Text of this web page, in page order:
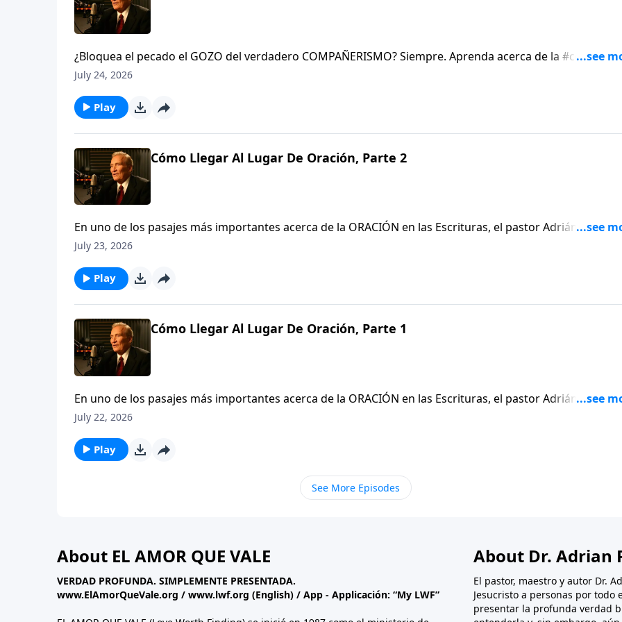
¿Bloquea el pecado el GOZO del verdadero COMPAÑERISMO? Siempre. Aprenda acerca de la #convicción,
la #limpieza y la #conquista del pecado que RESTAURA el GOZO.1 Jn. 1:5-2:6
July 24, 2026
Play
Cómo Llegar Al Lugar De Oración, Parte 2
En uno de los pasajes más importantes acerca de la ORACIÓN en las Escrituras, el pastor Adrián Rogers
demuestra que no es sólo lo que oramos, sino también que el CARÁCTER de quien ORA es crucial para
July 23, 2026
Play
Cómo Llegar Al Lugar De Oración, Parte 1
En uno de los pasajes más importantes acerca de la ORACIÓN en las Escrituras, el pastor Adrián Rogers
demuestra que no es sólo lo que oramos, sino también que el CARÁCTER de quien ORA es crucial para
July 22, 2026
Play
See More Episodes
About EL AMOR QUE VALE
VERDAD PROFUNDA. SIMPLEMENTE PRESENTADA.
www.ElAmorQueVale.org / www.lwf.org (English) / App - Applicación: “My LWF”
About Dr. Adrian
El pastor, maestro y autor Dr.
Jesucristo a personas por
presentar la profunda verdad